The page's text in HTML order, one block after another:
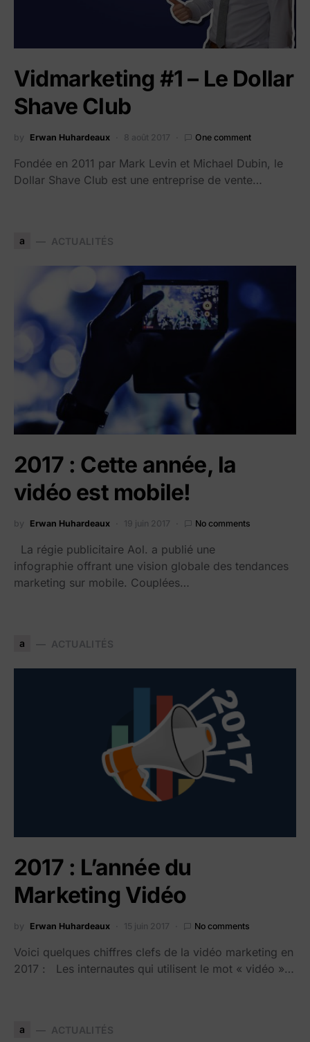
Vidmarketing #1 – Le Dollar
Shave Club
by Erwan Huhardeaux 8 août 2017 One comment
Fondée en 2011 par Mark Levin et Michael Dubin, le
Dollar Shave Club est une entreprise de vente…
a ACTUALITÉS
2017 : Cette année, la
vidéo est mobile!
by Erwan Huhardeaux 19 juin 2017 No comments
La régie publicitaire Aol. a publié une
infographie offrant une vision globale des tendances
marketing sur mobile. Couplées…
a ACTUALITÉS
2017 : L’année du
Marketing Vidéo
by Erwan Huhardeaux 15 juin 2017 No comments
Voici quelques chiffres clefs de la vidéo marketing en
2017 : Les internautes qui utilisent le mot « vidéo »…
a ACTUALITÉS